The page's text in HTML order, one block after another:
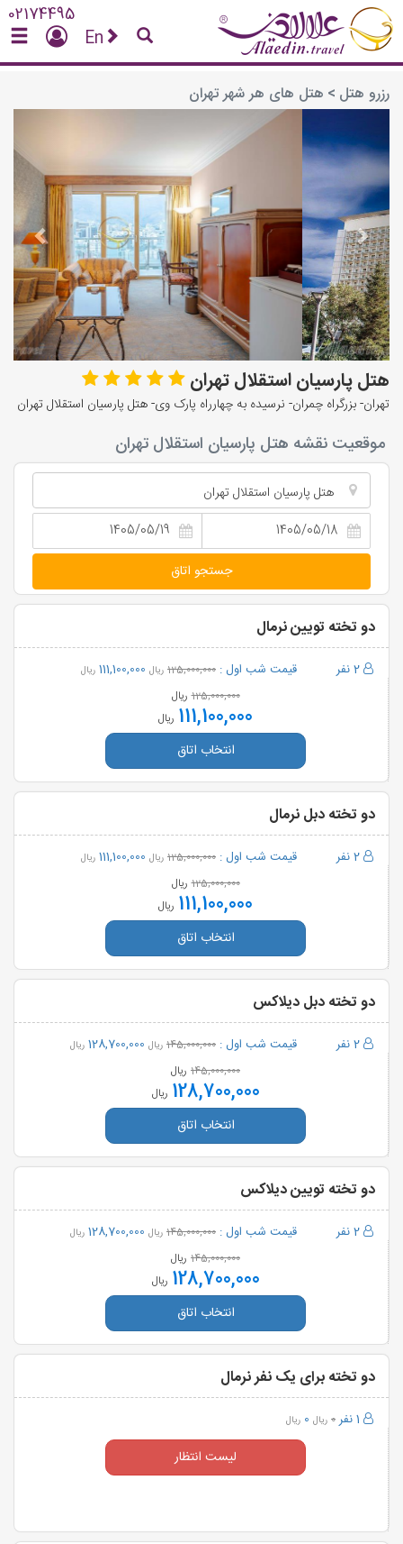
02174495
En
رزرو هتل > هتل های هر شهر تهران
هتل پارسیان استقلال تهران
تهران- بزرگراه چمران- نرسیده به چهارراه پارک وی- هتل پارسیان استقلال تهران
موقعیت نقشه هتل پارسیان استقلال تهران
هتل پارسیان استقلال تهران
جستجو اتاق
دو تخته تویین نرمال
2 نفر قیمت شب اول : 125,000,000 ریال 111,100,000 ریال
125,000,000 ریال
111,100,000 ریال
انتخاب اتاق
دو تخته دبل نرمال
2 نفر قیمت شب اول : 125,000,000 ریال 111,100,000 ریال
125,000,000 ریال
111,100,000 ریال
انتخاب اتاق
دو تخته دبل دیلاکس
2 نفر قیمت شب اول : 145,000,000 ریال 128,700,000 ریال
145,000,000 ریال
128,700,000 ریال
انتخاب اتاق
دو تخته تویین دیلاکس
2 نفر قیمت شب اول : 145,000,000 ریال 128,700,000 ریال
145,000,000 ریال
128,700,000 ریال
انتخاب اتاق
دو تخته برای یک نفر نرمال
1 نفر 0 ریال 0 ریال
لیست انتظار